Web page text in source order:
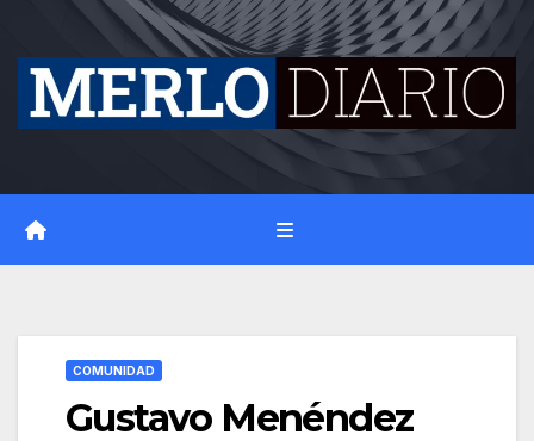
content
COMUNIDAD
Gustavo Menéndez